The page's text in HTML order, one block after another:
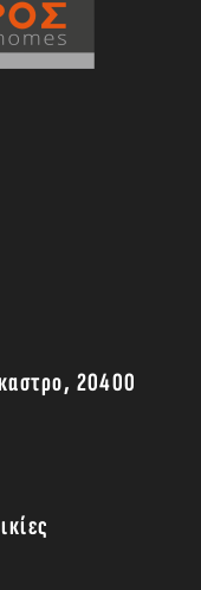
20400